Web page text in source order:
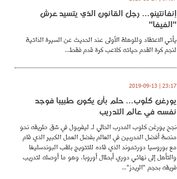
إنفانتينو... رجل القانون الذي يتسيد عرش
"الفيفا"
يأتي الاعتقاد وللوهلة الأولى عند الحديث عن السيرة الذاتية
لنجم كرة القدم حياته كلاعب كرة قدم فقط...
23:17 | 2019-09-13
يورغن كلوب... حلم بأن يكون طبيبا فوجد
نفسه في عالم التدريب
نجح يورغن كلوب المدرب الحالي لـ ليفربول في شق طريقه نحو
منصة أفضل المدربين في العالم بفضل العمل الكبير الذي قام
مع بوروسيا دورتموند الذي قاده للتتويج بلقب البوندسليغا
والتأهل إلى نهائي دوري أبطال أوروبا، وهو ما أوصله لتدريب
فريقه بحجم "الريدز"...